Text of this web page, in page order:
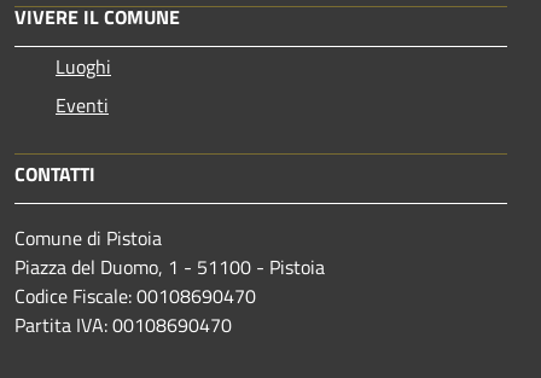
VIVERE IL COMUNE
Luoghi
Eventi
CONTATTI
Comune di Pistoia
Piazza del Duomo, 1 - 51100 - Pistoia
Codice Fiscale: 00108690470
Partita IVA: 00108690470